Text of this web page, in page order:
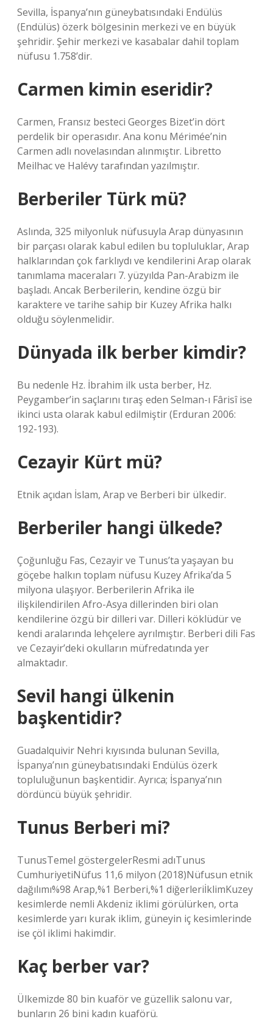
Sevilla, İspanya’nın güneybatısındaki Endülüs
(Endülüs) özerk bölgesinin merkezi ve en büyük
şehridir. Şehir merkezi ve kasabalar dahil toplam
nüfusu 1.758’dir.
Carmen kimin eseridir?
Carmen, Fransız besteci Georges Bizet’in dört
perdelik bir operasıdır. Ana konu Mérimée’nin
Carmen adlı novelasından alınmıştır. Libretto
Meilhac ve Halévy tarafından yazılmıştır.
Berberiler Türk mü?
Aslında, 325 milyonluk nüfusuyla Arap dünyasının
bir parçası olarak kabul edilen bu topluluklar, Arap
halklarından çok farklıydı ve kendilerini Arap olarak
tanımlama maceraları 7. yüzyılda Pan-Arabizm ile
başladı. Ancak Berberilerin, kendine özgü bir
karaktere ve tarihe sahip bir Kuzey Afrika halkı
olduğu söylenmelidir.
Dünyada ilk berber kimdir?
Bu nedenle Hz. İbrahim ilk usta berber, Hz.
Peygamber’in saçlarını tıraş eden Selman-ı Fârisî ise
ikinci usta olarak kabul edilmiştir (Erduran 2006:
192-193).
Cezayir Kürt mü?
Etnik açıdan İslam, Arap ve Berberi bir ülkedir.
Berberiler hangi ülkede?
Çoğunluğu Fas, Cezayir ve Tunus’ta yaşayan bu
göçebe halkın toplam nüfusu Kuzey Afrika’da 5
milyona ulaşıyor. Berberilerin Afrika ile
ilişkilendirilen Afro-Asya dillerinden biri olan
kendilerine özgü bir dilleri var. Dilleri köklüdür ve
kendi aralarında lehçelere ayrılmıştır. Berberi dili Fas
ve Cezayir’deki okulların müfredatında yer
almaktadır.
Sevil hangi ülkenin
başkentidir?
Guadalquivir Nehri kıyısında bulunan Sevilla,
İspanya’nın güneybatısındaki Endülüs özerk
topluluğunun başkentidir. Ayrıca; İspanya’nın
dördüncü büyük şehridir.
Tunus Berberi mi?
TunusTemel göstergelerResmi adıTunus
CumhuriyetiNüfus 11,6 milyon (2018)Nüfusun etnik
dağılımı%98 Arap,%1 Berberi,%1 diğerleriİklimKuzey
kesimlerde nemli Akdeniz iklimi görülürken, orta
kesimlerde yarı kurak iklim, güneyin iç kesimlerinde
ise çöl iklimi hakimdir.
Kaç berber var?
Ülkemizde 80 bin kuaför ve güzellik salonu var,
bunların 26 bini kadın kuaförü.